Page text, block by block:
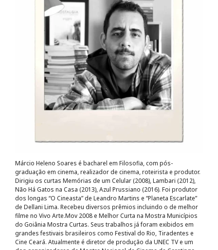
Márcio Heleno Soares é bacharel em Filosofia, com pós-
graduação em cinema, realizador de cinema, roteirista e produtor.
Dirigiu os curtas Memórias de um Celular (2008), Lambari (2012),
Não Há Gatos na Casa (2013), Azul Prussiano (2016). Foi produtor
dos longas “O Cineasta” de Leandro Martins e “Planeta Escarlate”
de Dellani Lima. Recebeu diversos prêmios incluindo o de melhor
filme no Vivo Arte.Mov 2008 e Melhor Curta na Mostra Municípios
do Goiânia Mostra Curtas. Seus trabalhos já foram exibidos em
grandes festivais brasileiros como Festival do Rio, Tiradentes e
Cine Ceará. Atualmente é diretor de produção da UNEC TV e um